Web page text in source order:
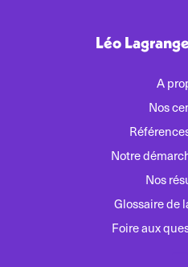
Léo
A
Nos
Notre
Nos
Glossaire de
Foire aux